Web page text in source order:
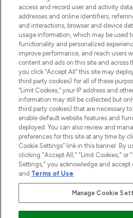
Lieferung ab einem
Cookie-
Do Not Sell or Share
Information
HILFE &
IMPRESSUM
ÜBER
Pay Securely With
access and record user and activity
addresses and online identifiers,
and interactions, browser and device
usage information, which may be used
functionality and personalized
improve performance, and reach users
content and ads on this site and across
you click “Accept All” this site may
third party cookies) for all of these
“Limit Cookies,” your IP address and
information may still be collected but
third party cookies) that are necessary
enable default website features and
deployed. You can also review and
preferences for this site at any time by
Cookie Settings” link in this banner. By
clicking "Accept All," "Limit Cookies," or
Settings," you acknowledge and accept
and Terms of Use.
Manage Cookie